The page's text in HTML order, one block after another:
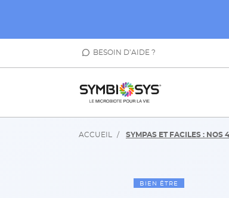
BESOIN D’AIDE ?
ACCUEIL SYMPAS ET FACILES : NOS
BIEN ÊTRE